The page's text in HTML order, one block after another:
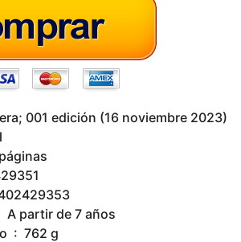
Bruguera; 001 edición (16 noviembre 2023)
144 páginas
8402429353
de lectura ‏ : ‎ A partir de 7 años
Peso del producto ‏ : ‎ 762 g